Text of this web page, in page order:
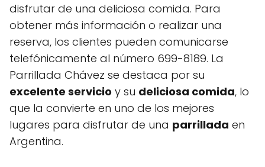
disfrutar de una deliciosa comida. Para
obtener más información o realizar una
reserva, los clientes pueden comunicarse
telefónicamente al número 699-8189. La
Parrillada Chávez se destaca por su
excelente servicio y su deliciosa comida, lo
que la convierte en uno de los mejores
lugares para disfrutar de una parrillada en
Argentina.